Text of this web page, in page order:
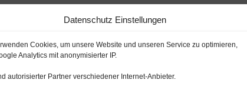
Datenschutz Einstellungen
Cookies, um unsere Website und unseren Service zu optimieren,
Analytics mit anonymisierter IP.
autorisierter Partner verschiedener Internet-Anbieter.
LTE / HSPA
Netz LTE / HSPA
E-Plus Netz